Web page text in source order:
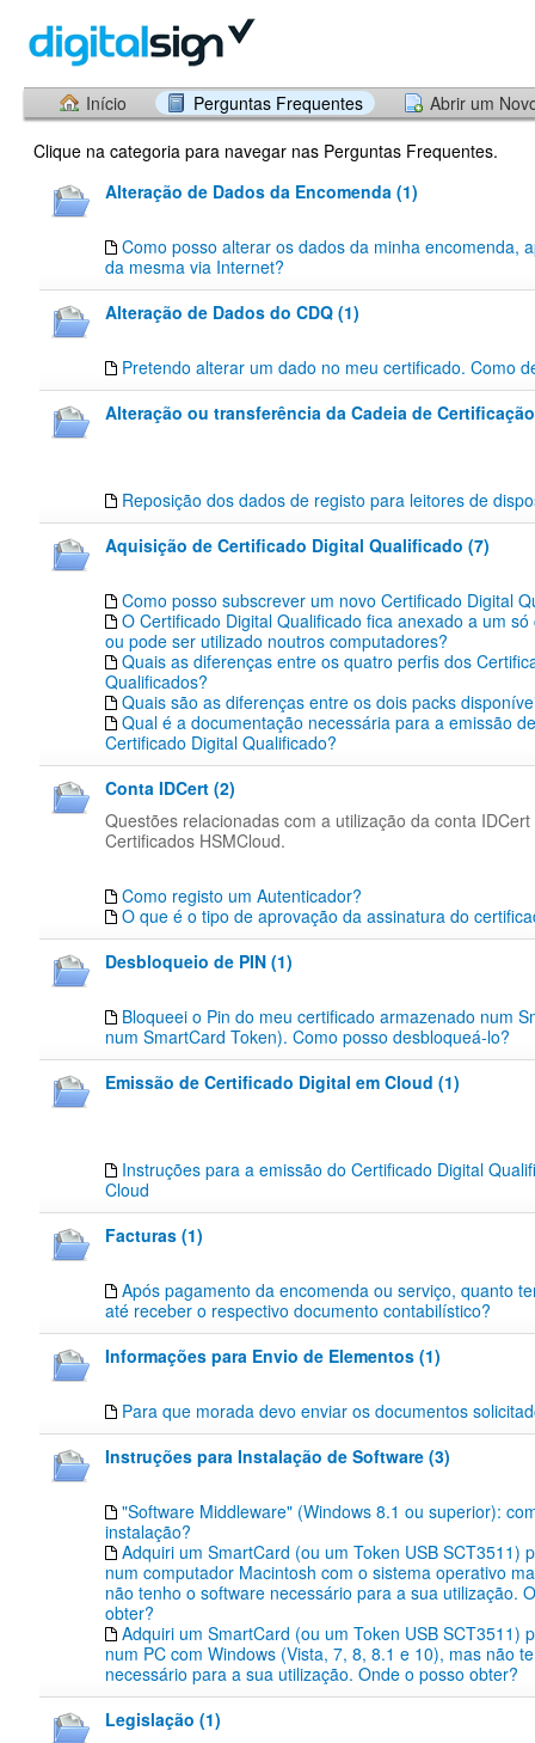
Início Perguntas Frequentes
Abrir um
Clique na categoria para navegar nas Perguntas Frequentes.
Alteração de Dados da Encomenda (1)
Como posso alterar os dados da minha encomenda,
da mesma via Internet?
Alteração de Dados do CDQ (1)
Pretendo alterar um dado no meu certificado. Como
Alteração ou transferência da Cadeia de
Reposição dos dados de registo para leitores de
Aquisição de Certificado Digital Qualificado (7)
Como posso subscrever um novo Certificado Digital
O Certificado Digital Qualificado fica anexado a um
ou pode ser utilizado noutros computadores?
Quais as diferenças entre os quatro perfis dos
Qualificados?
Quais são as diferenças entre os dois packs
Qual é a documentação necessária para a emissão
Certificado Digital Qualificado?
Conta IDCert (2)
Questões relacionadas com a utilização da conta
Certificados HSMCloud.
Como registo um Autenticador?
O que é o tipo de aprovação da assinatura do
Desbloqueio de PIN (1)
Bloqueei o Pin do meu certificado armazenado num
num SmartCard Token). Como posso desbloqueá-lo?
Emissão de Certificado Digital em Cloud (1)
Instruções para a emissão do Certificado Digital
Cloud
Facturas (1)
Após pagamento da encomenda ou serviço, quanto
até receber o respectivo documento contabilístico?
Informações para Envio de Elementos (1)
Para que morada devo enviar os documentos
Instruções para Instalação de Software (3)
"Software Middleware" (Windows 8.1 ou superior):
instalação?
Adquiri um SmartCard (ou um Token USB SCT3511)
num computador Macintosh com o sistema operativo
não tenho o software necessário para a sua utilização.
obter?
Adquiri um SmartCard (ou um Token USB SCT3511)
num PC com Windows (Vista, 7, 8, 8.1 e 10), mas não
necessário para a sua utilização. Onde o posso obter?
Legislação (1)